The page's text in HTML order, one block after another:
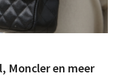
Moncler en meer